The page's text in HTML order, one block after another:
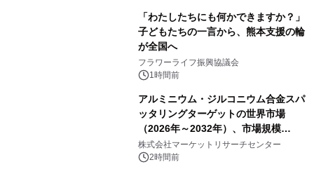
「わたしたちにも何かできますか？」
子どもたちの一言から、熊本支援の輪
が全国へ
フラワーライフ振興協議会
1時間前
アルミニウム・ジルコニウム合金スパ
ッタリングターゲットの世界市場
（2026年～2032年）、市場規模
（0.995、0.999、その他）・分析レポ
ートを発表
株式会社マーケットリサーチセンター
2時間前